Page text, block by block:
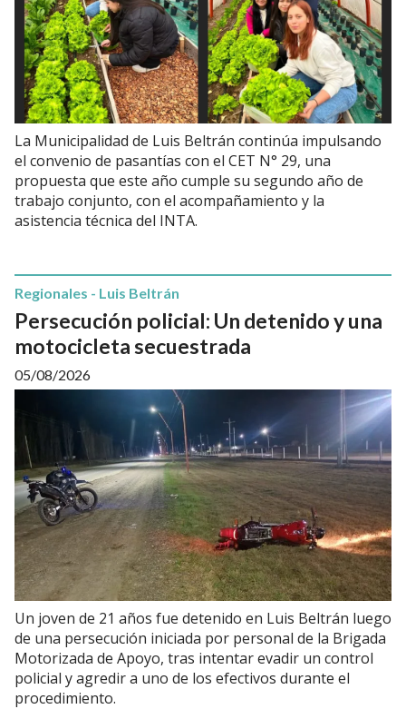
La Municipalidad de Luis Beltrán continúa impulsando
el convenio de pasantías con el CET N° 29, una
propuesta que este año cumple su segundo año de
trabajo conjunto, con el acompañamiento y la
asistencia técnica del INTA.
Persecución policial: Un detenido y una
motocicleta secuestrada
Regionales - Luis Beltrán
05/08/2026
Un joven de 21 años fue detenido en Luis Beltrán luego
de una persecución iniciada por personal de la Brigada
Motorizada de Apoyo, tras intentar evadir un control
policial y agredir a uno de los efectivos durante el
procedimiento.